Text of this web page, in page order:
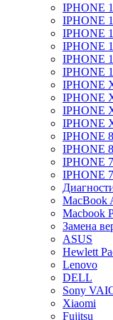
IPHONE
IPHONE
IPHONE
IPHONE
IPHONE
IPHONE
IPHONE
IPHONE
IPHONE
IPHONE
IPHONE
IPHONE 8
IPHONE
IPHONE 7
MacBook
Macbook
Замена
ASUS
Hewlett
Lenovo
DELL
Sony
Xiaomi
Fujitsu